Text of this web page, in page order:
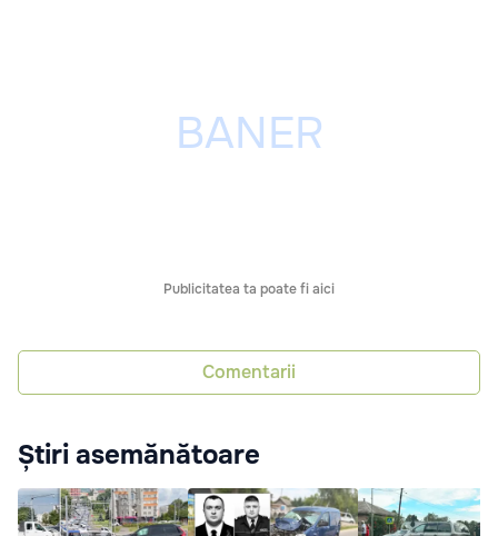
Publicitatea ta poate fi aici
Comentarii
Știri asemănătoare